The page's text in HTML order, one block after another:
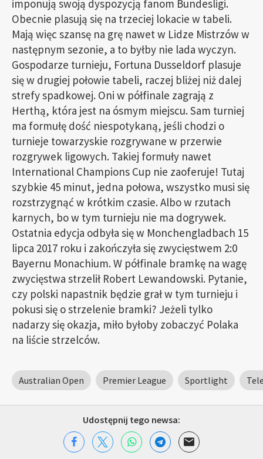
imponują swoją dyspozycją fanom Bundesligi.
Obecnie plasują się na trzeciej lokacie w tabeli.
Mają więc szansę na grę nawet w Lidze Mistrzów w
następnym sezonie, a to byłby nie lada wyczyn.
Gospodarze turnieju, Fortuna Dusseldorf plasuje
się w drugiej połowie tabeli, raczej bliżej niż dalej
strefy spadkowej. Oni w półfinale zagrają z
Herthą, która jest na ósmym miejscu. Sam turniej
ma formułę dość niespotykaną, jeśli chodzi o
turnieje towarzyskie rozgrywane w przerwie
rozgrywek ligowych. Takiej formuły nawet
International Champions Cup nie zaoferuje! Tutaj
szybkie 45 minut, jedna połowa, wszystko musi się
rozstrzygnąć w krótkim czasie. Albo w rzutach
karnych, bo w tym turnieju nie ma dogrywek.
Ostatnia edycja odbyła się w Monchengladbach 15
lipca 2017 roku i zakończyła się zwycięstwem 2:0
Bayernu Monachium. W półfinale bramkę na wagę
zwycięstwa strzelił Robert Lewandowski. Pytanie,
czy polski napastnik będzie grał w tym turnieju i
pokusi się o strzelenie bramki? Jeżeli tylko
nadarzy się okazja, miło byłoby zobaczyć Polaka
na liście strzelców.
Australian Open Premier League Sportlight
Udostępnij tego newsa: